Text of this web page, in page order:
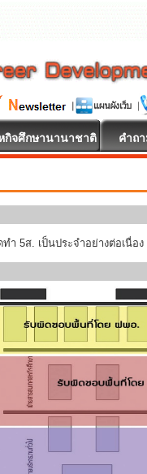
กิจศึกษานานาชาติ คำถ
5ส. เป็นประจำอย่างต่อเนื่อง